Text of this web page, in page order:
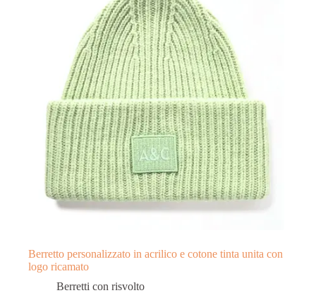
Berretto personalizzato in acrilico e cotone tinta unita con
logo ricamato
Berretti con risvolto